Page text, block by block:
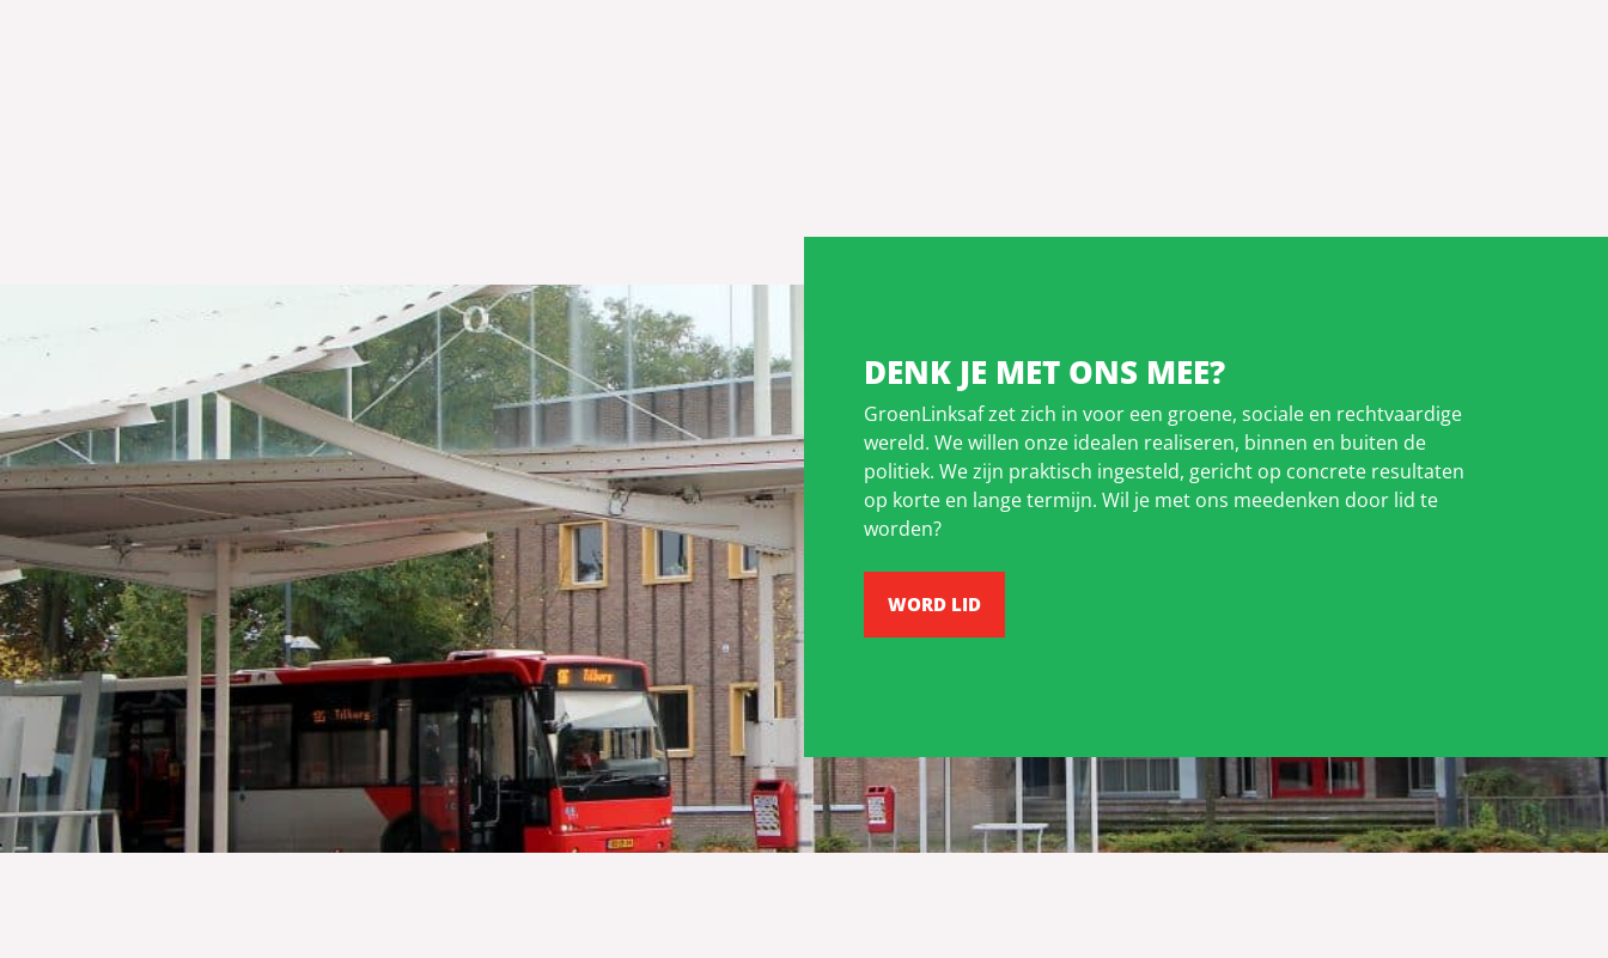
DENK JE MET ONS MEE?
GroenLinksaf zet zich in voor een groene, sociale en rechtvaardige
wereld. We willen onze idealen realiseren, binnen en buiten de
politiek. We zijn praktisch ingesteld, gericht op concrete resultaten
op korte en lange termijn. Wil je met ons meedenken door lid te
worden?
WORD LID